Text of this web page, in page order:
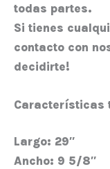
todas partes.
Si tienes
contacto con
decidirte!
Características
Largo: 29″
Ancho: 9 5/8″